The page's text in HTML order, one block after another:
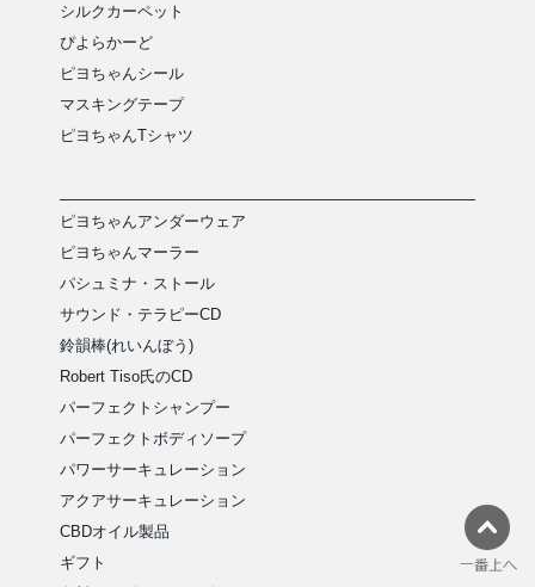
シルクカーペット
ぴよらかーど
ピヨちゃんシール
マスキングテープ
ピヨちゃんTシャツ
ピヨちゃんアンダーウェア
ピヨちゃんマーラー
パシュミナ・ストール
サウンド・テラピーCD
鈴韻棒(れいんぼう)
Robert Tiso氏のCD
パーフェクトシャンプー
パーフェクトボディソープ
パワーサーキュレーション
アクアサーキュレーション
CBDオイル製品
ギフト